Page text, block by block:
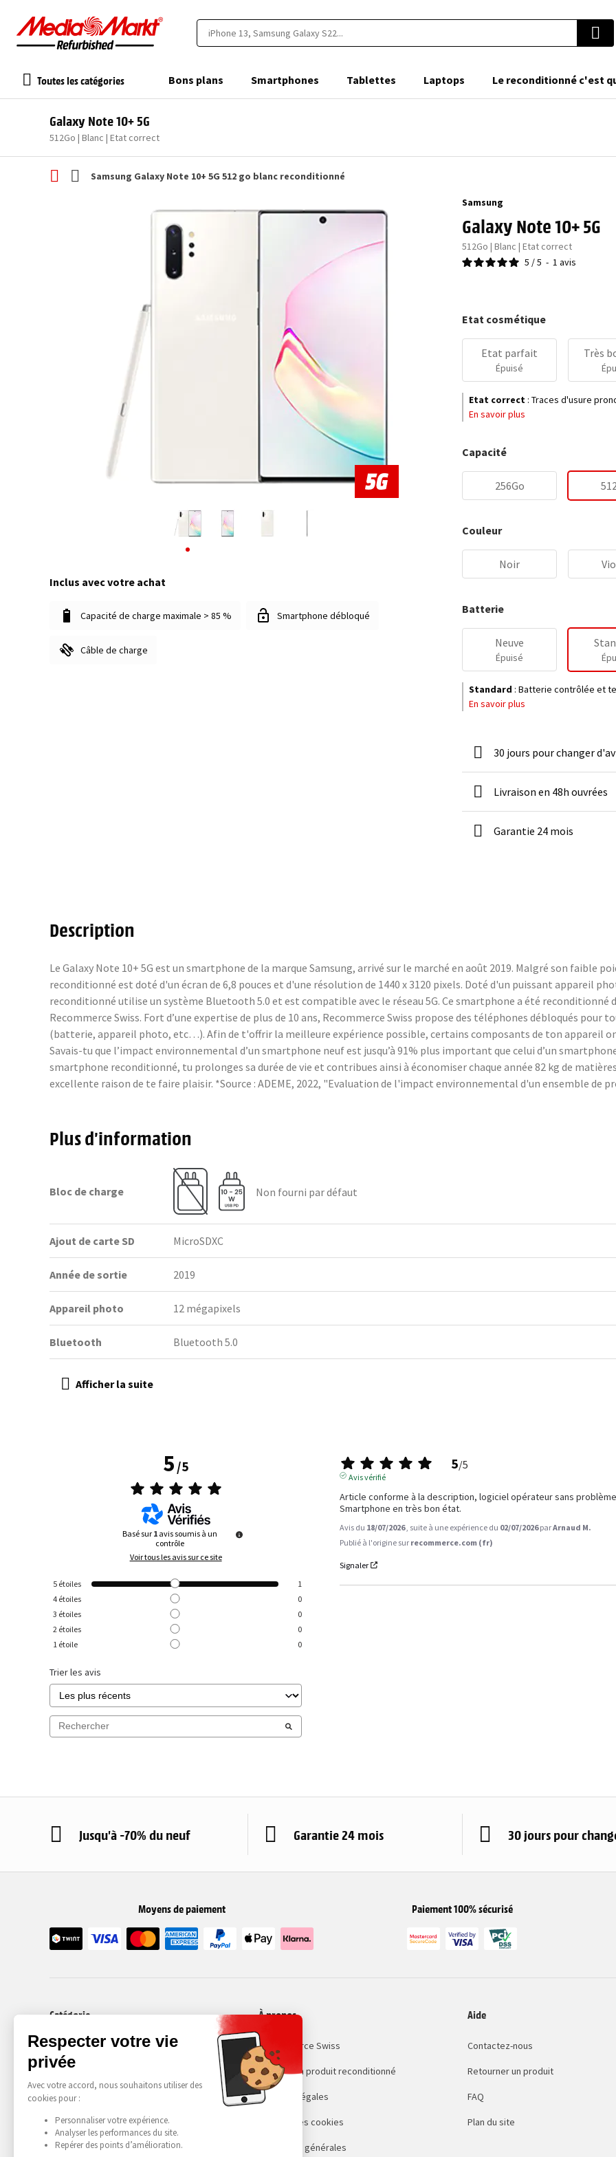
Toutes les catégories Bons plans Smartphones Tablettes Laptops Le reconditionné c'est
Galaxy Note 10+ 5G
512Go | Blanc | Etat correct
Samsung Galaxy Note 10+ 5G 512 go blanc reconditionné
Samsung
Galaxy Note 10+ 5G
512Go | Blanc | Etat correct
5 /5 - 1 avis
Inclus avec votre achat
Capacité de charge maximale > 85 % Smartphone débloqué
Câble de charge
Etat cosmétique
Etat parfait
Épuisé
Très
Etat correct : Traces d'usure
En savoir plus
Capacité
256Go
Couleur
Noir
Batterie
Neuve
Épuisé
Standard : Batterie contrôlée et
En savoir plus
30 jours pour changer
Livraison en 48h ouvrées
Garantie 24 mois
Description
Le Galaxy Note 10+ 5G est un smartphone de la marque Samsung, arrivé sur le marché en août 2019. Malgré son faible
reconditionné est doté d'un écran de 6,8 pouces et d'une résolution de 1440 x 3120 pixels. Doté d'un puissant appareil
reconditionné utilise un système Bluetooth 5.0 et est compatible avec le réseau 5G. Ce smartphone a été
Recommerce Swiss. Fort d’une expertise de plus de 10 ans, Recommerce Swiss propose des téléphones débloqués
(batterie, appareil photo, etc…). Afin de t'offrir la meilleure expérience possible, certains composants de ton appareil
Savais-tu que l’impact environnemental d’un smartphone neuf est jusqu’à 91% plus important que celui d’un
smartphone reconditionné, tu prolonges sa durée de vie et contribues ainsi à économiser chaque année 82 kg de
excellente raison de te faire plaisir. *Source : ADEME, 2022, "Evaluation de l'impact environnemental d'un ensemble de
Plus d’information
Bloc de charge Non fourni par défaut
Ajout de carte SD MicroSDXC
Année de sortie 2019
Appareil photo 12 mégapixels
Bluetooth Bluetooth 5.0
5/5
Basé sur 1 avis soumis à un
contrôle
Voir tous les avis sur ce site
5 étoiles
1
4 étoiles
0
3 étoiles
0
2 étoiles
0
1 étoile 0
Trier les avis
5/5
Avis vérifié
Article conforme à la description, logiciel opérateur sans
Smartphone en très bon état.
Avis du 18/07/2026 , suite à une expérience du 02/07/2026parArnaud M.
Publié à l'origine sur recommerce.com (fr)
Signaler
Jusqu'à -70% du neuf Garantie 24 mois 30 jours pour
Moyens de paiement Paiement 100% sécurisé
Catégorie
Smartphones
À propos
Recommerce Swiss
Choisir son produit reconditionné
Mentions légales
Gestion des cookies
Conditions générales
Aide
Contactez-nous
Retourner un produit
FAQ
Plan du site